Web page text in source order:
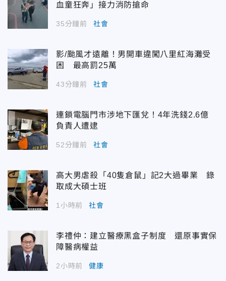
血童狂奔」接力消防搶命
35分鐘前 社會
影/颱風才遠離！男開車違闖八里紅海灘受
困 最高罰25萬
43分鐘前 社會
連鎖電腦門市涉地下匯兌！4年洗錢2.6億
負責人遭逮
52分鐘前 社會
高大男虐殺「40隻倉鼠」記2大過畢業 錄
取成大碩士班
1小時前 社會
李禮仲：建立醫療黑盒子制度 還原事實保
障醫病權益
2小時前 健康